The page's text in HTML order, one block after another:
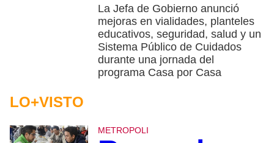
La Jefa de Gobierno anunció
mejoras en vialidades, planteles
educativos, seguridad, salud y un
Sistema Público de Cuidados
durante una jornada del
programa Casa por Casa
LO+VISTO
METROPOLI